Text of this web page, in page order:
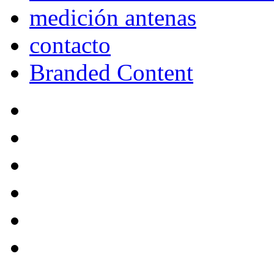
medición antenas
contacto
Branded Content